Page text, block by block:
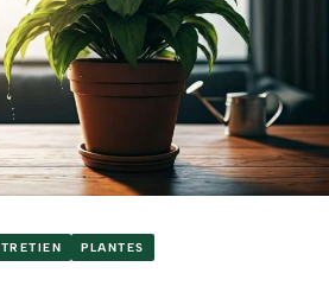
PLANTES